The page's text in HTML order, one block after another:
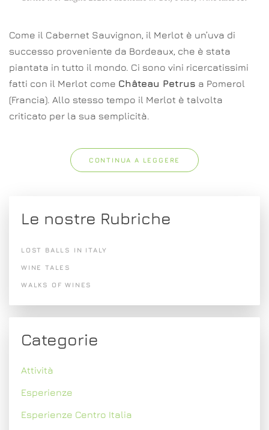
Come il Cabernet Sauvignon, il Merlot è un’uva di
successo proveniente da Bordeaux, che è stata
piantata in tutto il mondo. Ci sono vini ricercatissimi
fatti con il Merlot come Château Petrus a Pomerol
(Francia). Allo stesso tempo il Merlot è talvolta
criticato per la sua semplicità.
CONTINUA A LEGGERE
Le nostre Rubriche
LOST BALLS IN ITALY
WINE TALES
WALKS OF WINES
Categorie
Attività
Esperienze
Esperienze Centro Italia